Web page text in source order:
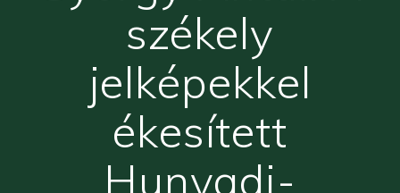
székely
jelképekkel
ékesített
Hunyadi-